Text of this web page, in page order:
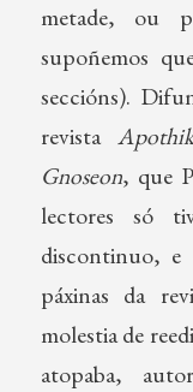
metade, ou
supoñemos
seccións).
revista
Gnoseon, que
lectores só
discontinuo,
páxinas da
molestia de
atopaba,